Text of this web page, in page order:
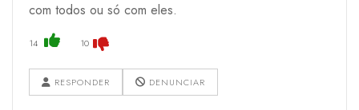
com todos ou só com eles.
14 10
RESPONDER DENUNCIAR